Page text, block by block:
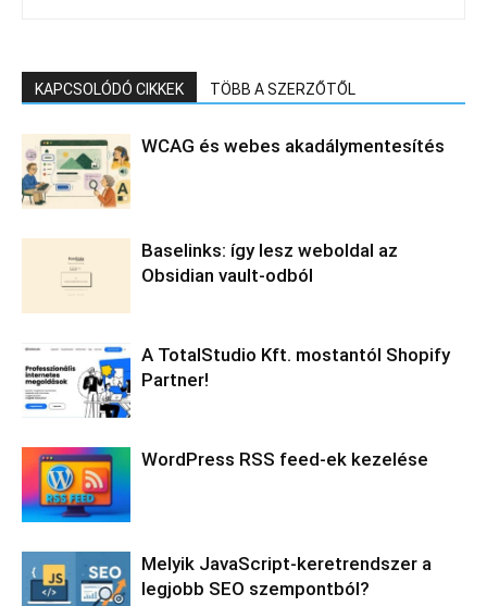
KAPCSOLÓDÓ CIKKEK TÖBB A SZERZŐTŐL
WCAG és webes akadálymentesítés
Baselinks: így lesz weboldal az
Obsidian vault-odból
A TotalStudio Kft. mostantól Shopify
Partner!
WordPress RSS feed-ek kezelése
Melyik JavaScript-keretrendszer a
legjobb SEO szempontból?